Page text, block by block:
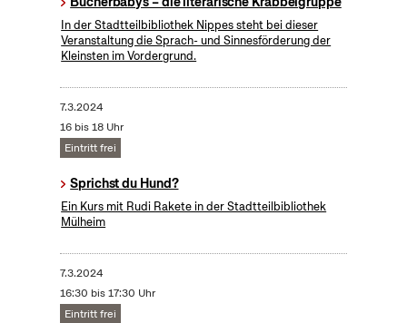
In der Stadtteilbibliothek Nippes steht bei dieser
Veranstaltung die Sprach- und Sinnesförderung der
Kleinsten im Vordergrund.
7.3.2024
16 bis 18 Uhr
Eintritt frei
Sprichst du Hund?
Ein Kurs mit Rudi Rakete in der Stadtteilbibliothek
Mülheim
7.3.2024
16:30 bis 17:30 Uhr
Eintritt frei